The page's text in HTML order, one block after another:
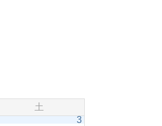
土
3